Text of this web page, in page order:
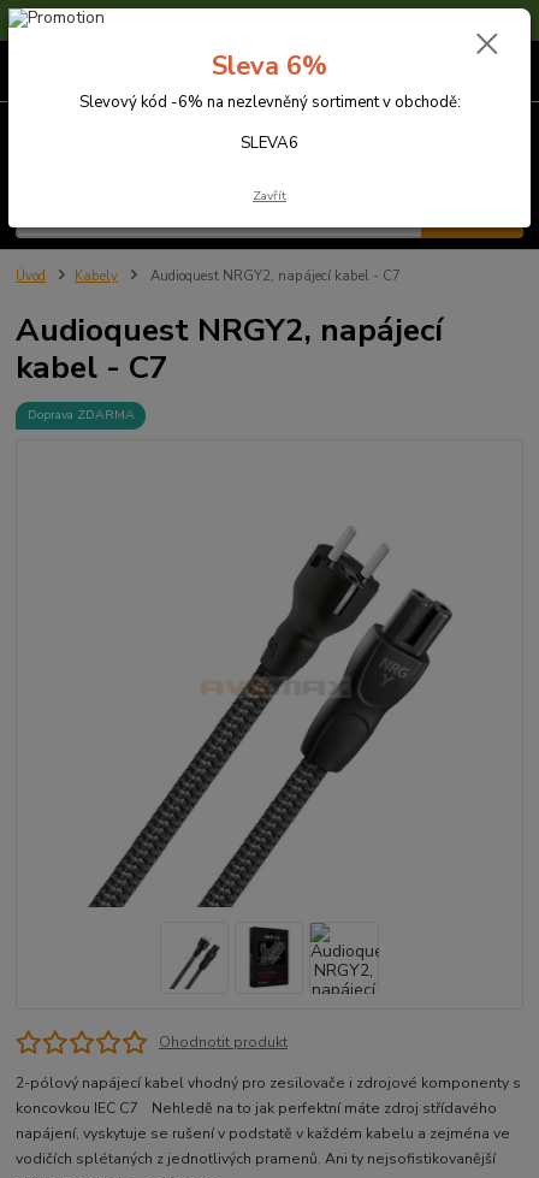
Sleva 6% na nezlevněné zboží s kódem SLEVA6
Úvod Kabely Audioquest NRGY2, napájecí kabel - C7
Audioquest NRGY2, napájecí
kabel - C7
Doprava ZDARMA
Ohodnotit produkt
2-pólový napájecí kabel vhodný pro zesilovače i zdrojové komponenty s
koncovkou IEC C7 Nehledě na to jak perfektní máte zdroj střídavého
napájení, vyskytuje se rušení v podstatě v každém kabelu a zejména ve
vodičích splétaných z jednotlivých pramenů. Ani ty nejsofistikovanější
Sleva 6%
Slevový kód -6% na nezlevněný sortiment v obchodě:
SLEVA6
Zavřít